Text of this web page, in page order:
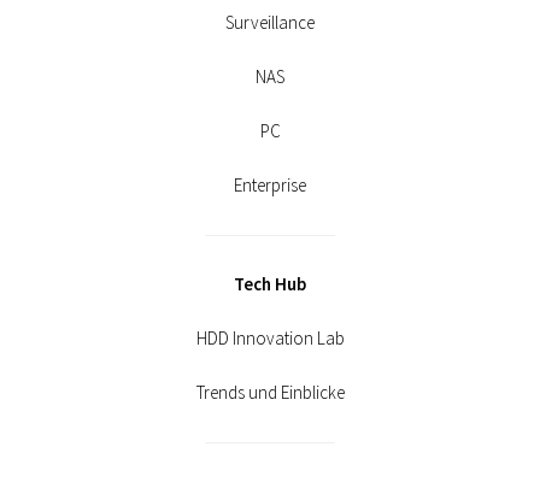
Surveillance
NAS
PC
Enterprise
Tech Hub
HDD Innovation Lab
Trends und Einblicke